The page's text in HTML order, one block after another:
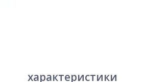
характеристики